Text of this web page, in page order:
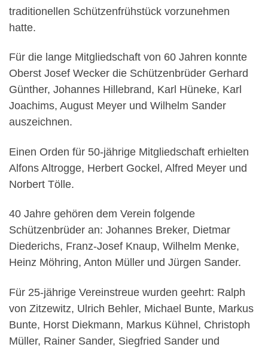
traditionellen Schützenfrühstück vorzunehmen
hatte.
Für die lange Mitgliedschaft von 60 Jahren konnte
Oberst Josef Wecker die Schützenbrüder Gerhard
Günther, Johannes Hillebrand, Karl Hüneke, Karl
Joachims, August Meyer und Wilhelm Sander
auszeichnen.
Einen Orden für 50-jährige Mitgliedschaft erhielten
Alfons Altrogge, Herbert Gockel, Alfred Meyer und
Norbert Tölle.
40 Jahre gehören dem Verein folgende
Schützenbrüder an: Johannes Breker, Dietmar
Diederichs, Franz-Josef Knaup, Wilhelm Menke,
Heinz Möhring, Anton Müller und Jürgen Sander.
Für 25-jährige Vereinstreue wurden geehrt: Ralph
von Zitzewitz, Ulrich Behler, Michael Bunte, Markus
Bunte, Horst Diekmann, Markus Kühnel, Christoph
Müller, Rainer Sander, Siegfried Sander und